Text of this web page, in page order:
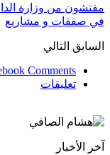
مفتشون من وزارة
في صفقات و مشاريع
السابق التالي
Comments
تعليقات
آخر الأخبار